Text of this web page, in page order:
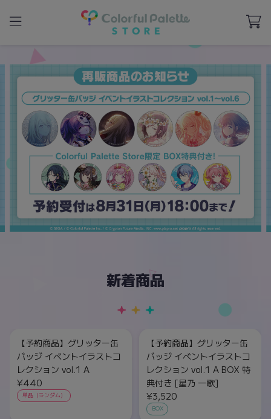
新着商品
【予約商品】グリッター缶
バッジ イベントイラストコ
レクション vol.1 A
¥440
単品（ランダム）
【予約商品】グリッター缶
バッジ イベントイラストコ
レクション vol.1 A BOX 特
典付き [星乃 一歌]
¥3,520
BOX